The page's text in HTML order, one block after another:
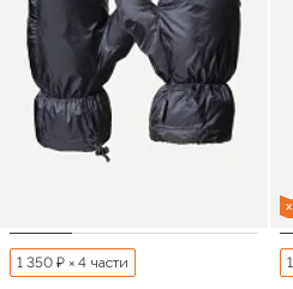
1 350 ₽ × 4 части